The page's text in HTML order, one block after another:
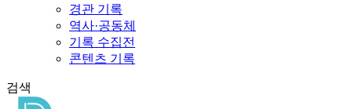
경관 기록
역사·공동체
기록 수집전
콘텐츠 기록
검색